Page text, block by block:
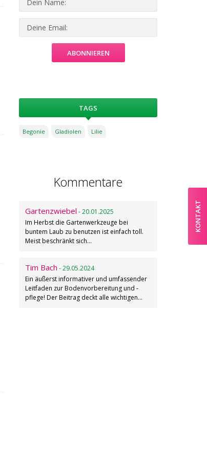
TAGS
Begonie Gladiolen Lilie
Kommentare
Gartenzwiebel - 20.01.2025
Im Herbst die Gartenwerkzeuge bei
buntem Laub zu benutzen ist einfach toll.
Meist beschränkt sich…
Tim Bach - 29.05.2024
Ein äußerst informativer und umfassender
Leitfaden zur Bodenvorbereitung und -
pflege! Der Beitrag deckt alle wichtigen…
KONTAKT